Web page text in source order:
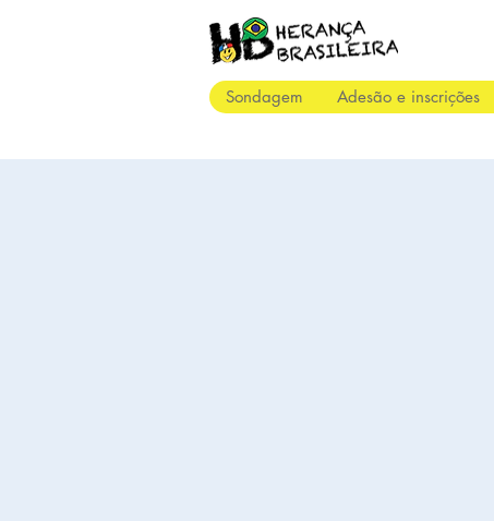
Sondagem Adesão e inscrições